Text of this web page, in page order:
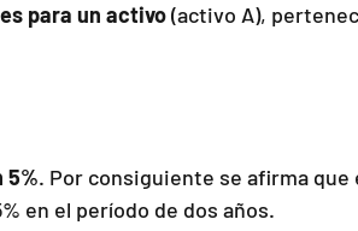
para un activo (activo A),
5%. Por consiguiente se afirma
en el período de dos años.